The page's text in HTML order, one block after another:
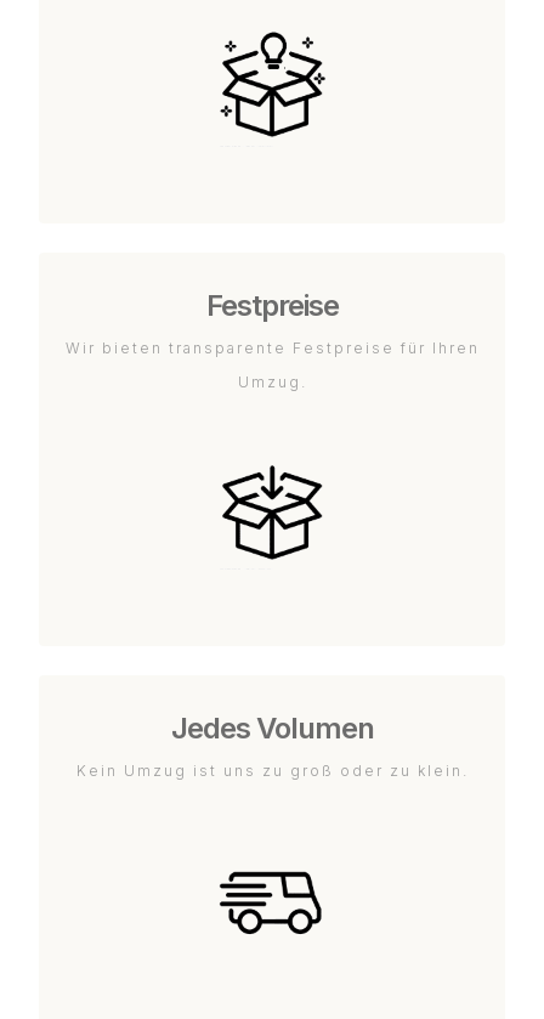
Festpreise
Wir bieten transparente Festpreise für Ihren
Umzug.
Jedes Volumen
Kein Umzug ist uns zu groß oder zu klein.